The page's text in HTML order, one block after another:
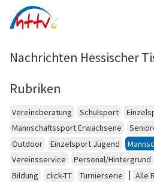
Inhalt
Nachrichten Hessischer
Rubriken
Vereinsberatung Schulsport
Mannschaftssport Erwachsene
Outdoor
Einzelsport Jugend
Vereinsservice
Personal/Hintergrund
Bildung
click-TT Turnierserie | Alle